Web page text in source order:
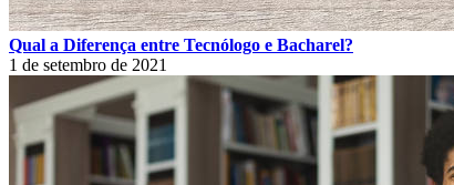
Qual a Diferença entre Tecnólogo e Bacharel?
1 de setembro de 2021